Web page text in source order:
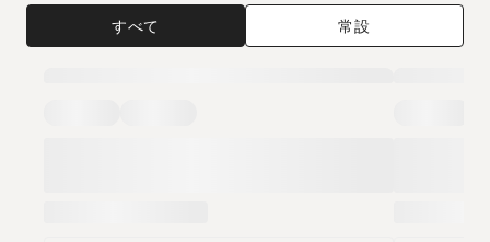
すべて 常設